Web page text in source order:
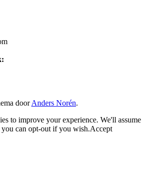
doorAnders Norén.
to improve your experience. We'll assume
can opt-out if you wish.Accept